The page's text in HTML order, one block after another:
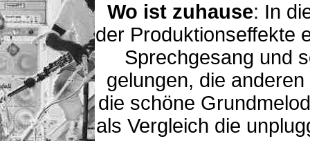
Wo ist zuhause: In
der Produktionseffekte
Sprechgesang und
gelungen, die
die schöne
als Vergleich die